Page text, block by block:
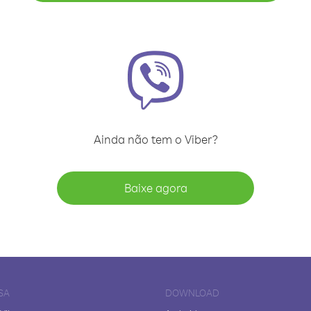
Ainda não tem o Viber?
Baixe agora
DOWNLOAD